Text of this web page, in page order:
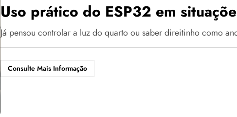
Uso prático do ESP32 em
Já pensou controlar a luz do quarto ou saber direitinho como
Consulte Mais Informação